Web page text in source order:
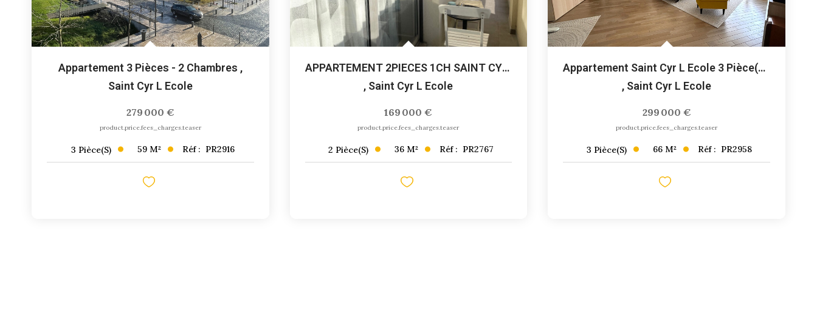
Appartement 3 Pièces - 2 Chambres ,
Saint Cyr L Ecole
279 000 €
product.price.fees_charges.teaser
3 Pièce(s) 59 M² Réf : PR2916
APPARTEMENT 2PIECES 1CH SAINT CYR L'ECOLE
, Saint Cyr L Ecole
169 000 €
product.price.fees_charges.teaser
2 Pièce(s) 36 M² Réf : PR2767
Appartement Saint Cyr L Ecole 3 Pièce(s) 65.6 M2
, Saint Cyr L Ecole
299 000 €
product.price.fees_charges.teaser
3 Pièce(s) 66 M² Réf : PR2958